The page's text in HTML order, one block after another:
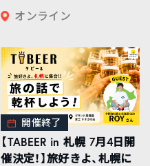
オンライン
開催終了
【TABEER in 札幌 7月4日開
催決定！】旅好きよ、札幌に